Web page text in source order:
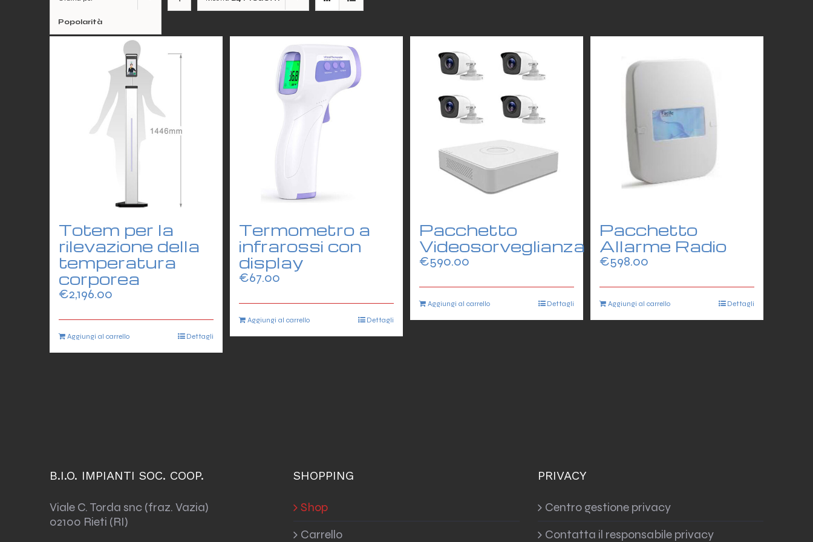
Popolarità
Totem per la
rilevazione della
temperatura
corporea
€2,196.00
Aggiungi al carrello Dettagli
Termometro a
infrarossi con
display
€67.00
Aggiungi al carrello Dettagli
Pacchetto
Videosorveglianza
€590.00
Aggiungi al carrello Dettagli
Pacchetto
Allarme Radio
€598.00
Aggiungi al carrello Dettagli
B.I.O. IMPIANTI SOC. COOP.
Viale C. Torda snc (fraz. Vazia)
02100 Rieti (RI)
SHOPPING
Shop
Carrello
PRIVACY
Centro gestione privacy
Contatta il responsabile privacy